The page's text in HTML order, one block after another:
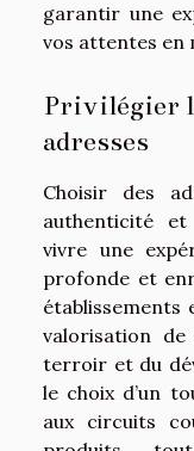
garantir une
vos attentes en
Privilégier
adresses
Choisir des
authenticité
vivre une
profonde et
établissements
valorisation
terroir et du
le choix d’un
aux circuits